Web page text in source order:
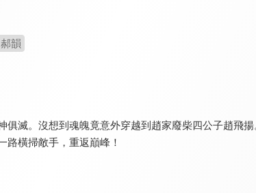
郝韻
滅。沒想到魂魄竟意外穿越到趙家廢柴四公子趙飛
路橫掃敵手，重返巔峰！